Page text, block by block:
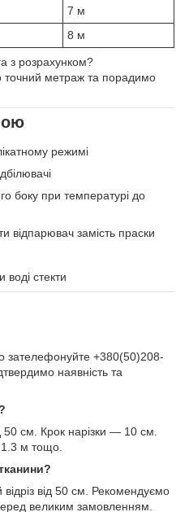
7 м
8 м
з розрахунком?
метраж та порадимо
режимі
боку при температурі до
відпарювач замість праски
стекти
зателефонуйте +380(50)208-
наявність та
см. Крок нарізки — 10 см.
м тощо.
від 50 см. Рекомендуємо
великим замовленням.